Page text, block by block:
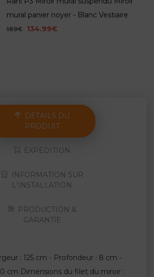
mural panier noyer - Blanc Vestiaire
189€ 134.99€
DÉTAILS DU
PRODUIT
EXPÉDITION
INFORMATION SUR
L'INSTALLATION
PRODUCTION &
GARANTİE
: 125 cm - Profondeur : 8 cm -
cm Dimensions du filet du miroir :